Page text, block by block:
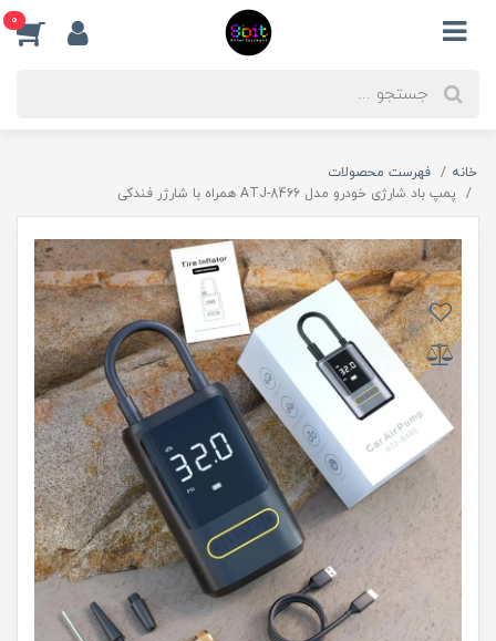
0
خانه
فهرست محصولات
پمپ باد شارژی خودرو مدل ATJ-8466 همراه با شارژر فندکی